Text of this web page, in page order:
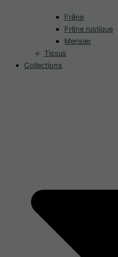
Frêne
Frêne rustique
Merisier
Tissus
Collections